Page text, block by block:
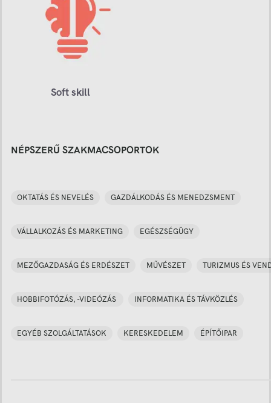
Soft skill
NÉPSZERŰ SZAKMACSOPORTOK
OKTATÁS ÉS NEVELÉS GAZDÁLKODÁS ÉS MENEDZSMENT
VÁLLALKOZÁS ÉS MARKETING EGÉSZSÉGÜGY
MEZŐGAZDASÁG ÉS ERDÉSZET MŰVÉSZET TURIZMUS ÉS
HOBBIFOTÓZÁS, -VIDEÓZÁS INFORMATIKA ÉS TÁVKÖZLÉS
EGYÉB SZOLGÁLTATÁSOK KERESKEDELEM ÉPÍTŐIPAR